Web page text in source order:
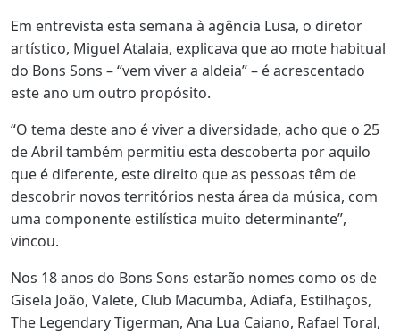
Em entrevista esta semana à agência Lusa, o diretor
artístico, Miguel Atalaia, explicava que ao mote habitual
do Bons Sons – “vem viver a aldeia” – é acrescentado
este ano um outro propósito.
“O tema deste ano é viver a diversidade, acho que o 25
de Abril também permitiu esta descoberta por aquilo
que é diferente, este direito que as pessoas têm de
descobrir novos territórios nesta área da música, com
uma componente estilística muito determinante”,
vincou.
Nos 18 anos do Bons Sons estarão nomes como os de
Gisela João, Valete, Club Macumba, Adiafa, Estilhaços,
The Legendary Tigerman, Ana Lua Caiano, Rafael Toral,